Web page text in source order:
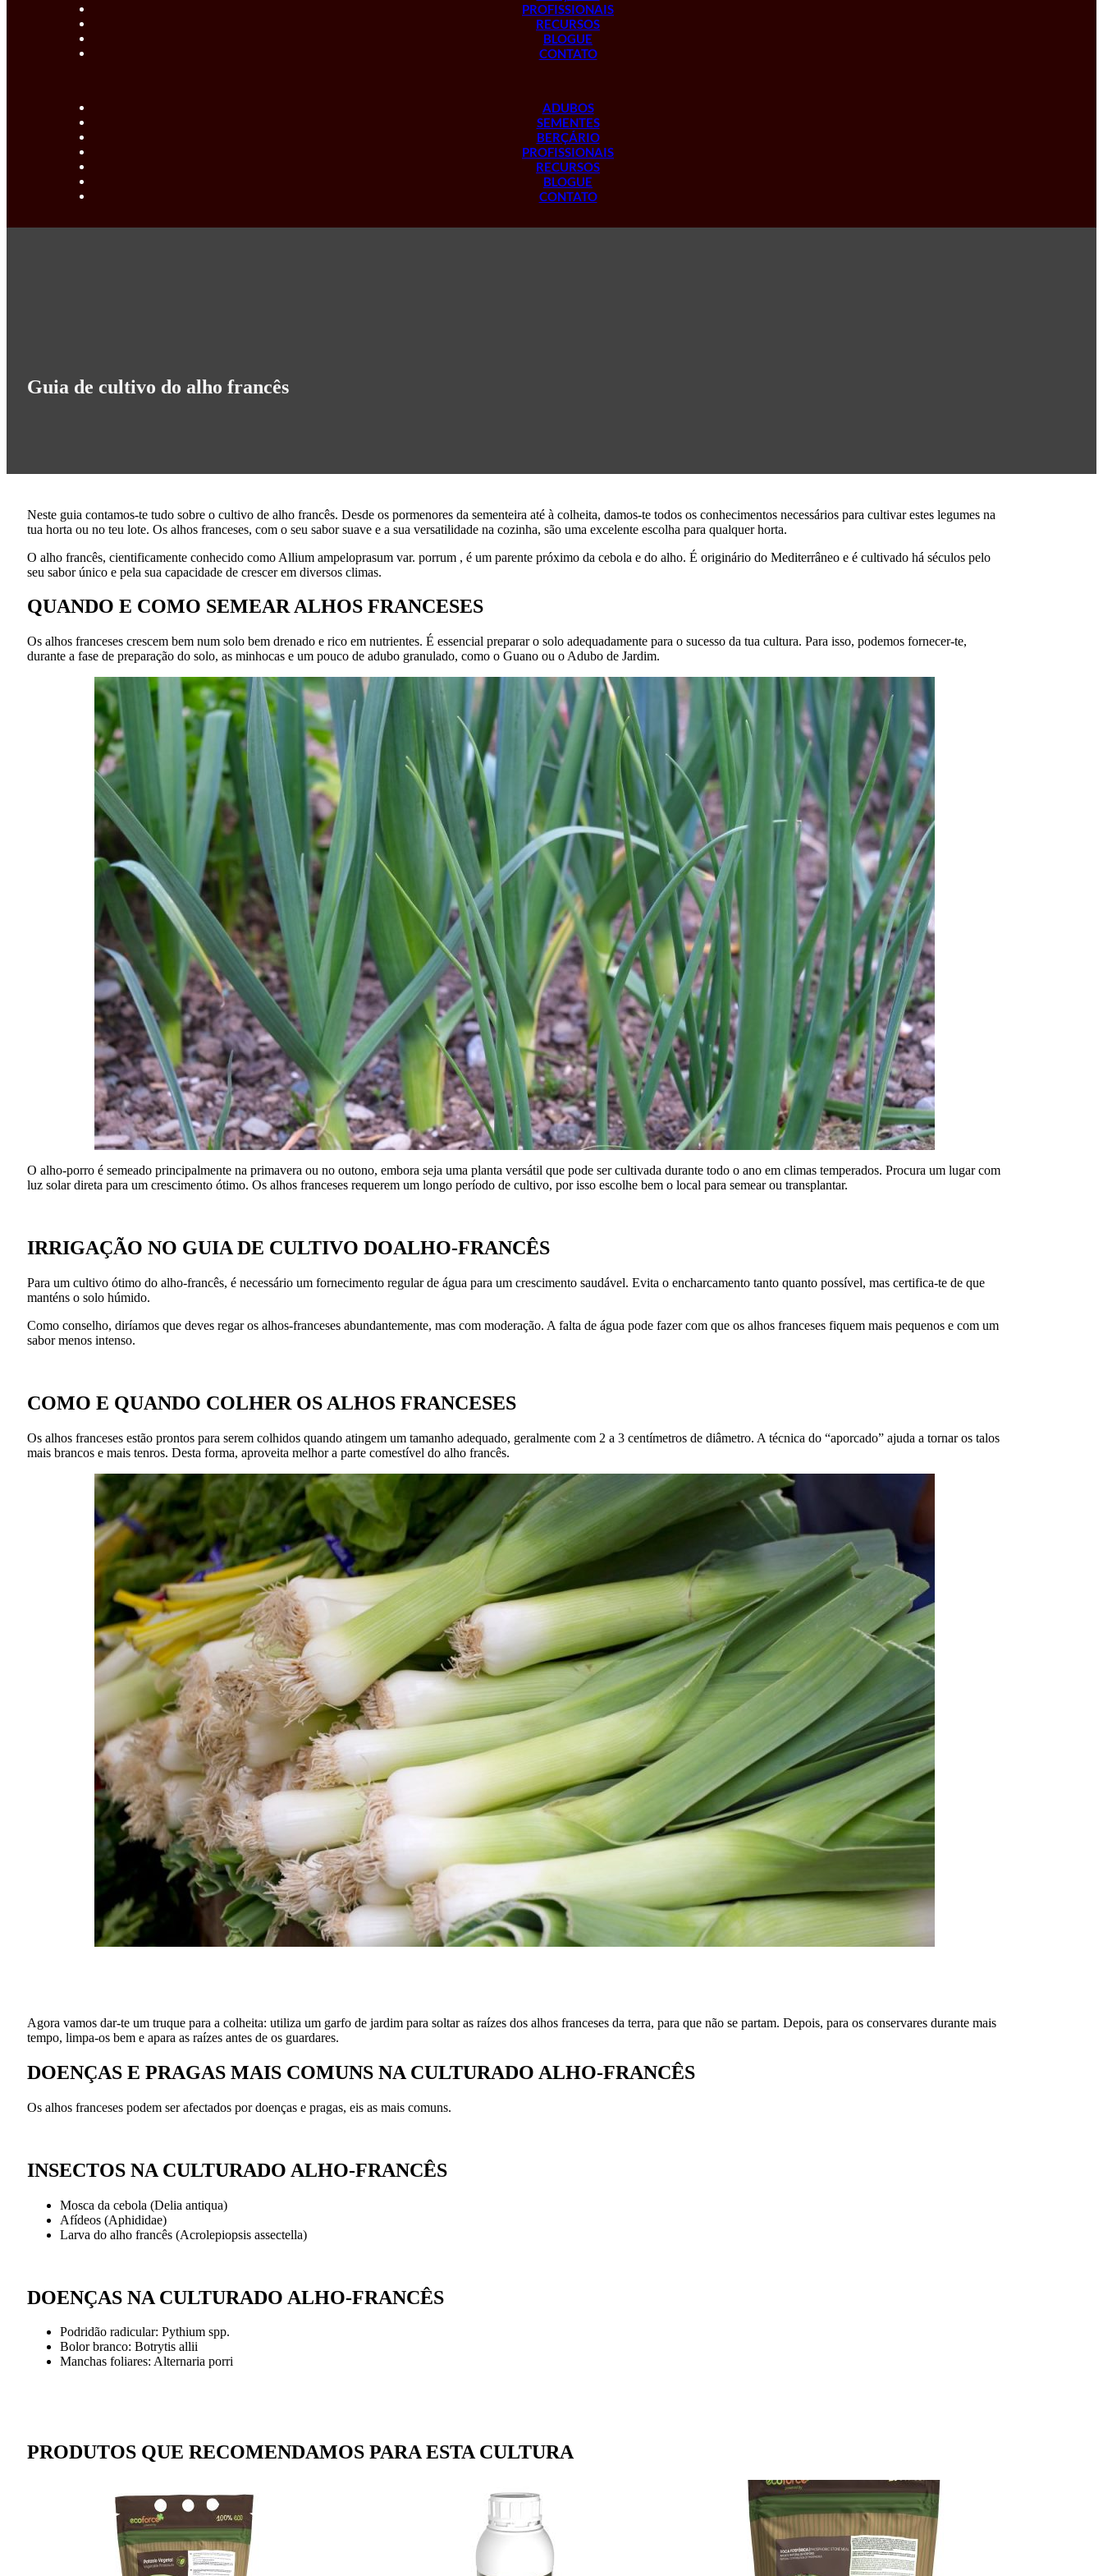
PROFISSIONAIS
RECURSOS
BLOGUE
CONTATO
ADUBOS
SEMENTES
BERÇÁRIO
PROFISSIONAIS
RECURSOS
BLOGUE
CONTATO
Guia de cultivo do alho francês
Neste guia contamos-te tudo sobre o cultivo de alho francês. Desde os pormenores da sementeira até à colheita, damos-te todos os conhecimentos necessários para cultivar estes legumes na
tua horta ou no teu lote. Os alhos franceses, com o seu sabor suave e a sua versatilidade na cozinha, são uma excelente escolha para qualquer horta.
O alho francês, cientificamente conhecido como Allium ampeloprasum var. porrum , é um parente próximo da cebola e do alho. É originário do Mediterrâneo e é cultivado há séculos pelo
seu sabor único e pela sua capacidade de crescer em diversos climas.
QUANDO E COMO SEMEARALHOS FRANCESES
Os alhos franceses crescem bem num solo bem drenado e rico em nutrientes. É essencial preparar o solo adequadamente para o sucesso da tua cultura. Para isso, podemos fornecer-te,
durante a fase de preparação do solo, as minhocas e um pouco de adubo granulado, como o Guano ou o Adubo de Jardim.
O alho-porro é semeado principalmente na primavera ou no outono, embora seja uma planta versátil que pode ser cultivada durante todo o ano em climas temperados. Procura um lugar com
luz solar direta para um crescimento ótimo. Os alhos franceses requerem um longo período de cultivo, por isso escolhe bem o local para semear ou transplantar.
IRRIGAÇÃO NO GUIA DE CULTIVO DOALHO-FRANCÊS
Para um cultivo ótimo do alho-francês, é necessário um fornecimento regular de água para um crescimento saudável. Evita o encharcamento tanto quanto possível, mas certifica-te de que
manténs o solo húmido.
Como conselho, diríamos que deves regar os alhos-franceses abundantemente, mas com moderação. A falta de água pode fazer com que os alhos franceses fiquem mais pequenos e com um
sabor menos intenso.
COMO E QUANDO COLHER OS ALHOS FRANCESES
Os alhos franceses estão prontos para serem colhidos quando atingem um tamanho adequado, geralmente com 2 a 3 centímetros de diâmetro. A técnica do “aporcado” ajuda a tornar os talos
mais brancos e mais tenros. Desta forma, aproveita melhor a parte comestível do alho francês.
Agora vamos dar-te um truque para a colheita: utiliza um garfo de jardim para soltar as raízes dos alhos franceses da terra, para que não se partam. Depois, para os conservares durante mais
tempo, limpa-os bem e apara as raízes antes de os guardares.
DOENÇAS E PRAGAS MAIS COMUNS NA CULTURADO ALHO-FRANCÊS
Os alhos franceses podem ser afectados por doenças e pragas, eis as mais comuns.
INSECTOS NA CULTURADO ALHO-FRANCÊS
Mosca da cebola (Delia antiqua)
Afídeos (Aphididae)
Larva do alho francês (Acrolepiopsis assectella)
DOENÇAS NA CULTURADO ALHO-FRANCÊS
Podridão radicular: Pythium spp.
Bolor branco: Botrytis allii
Manchas foliares: Alternaria porri
PRODUTOS QUE RECOMENDAMOS PARA ESTA CULTURA